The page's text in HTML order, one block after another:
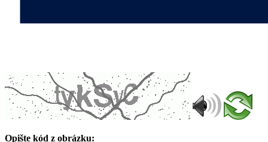
Opište kód z obrázku: